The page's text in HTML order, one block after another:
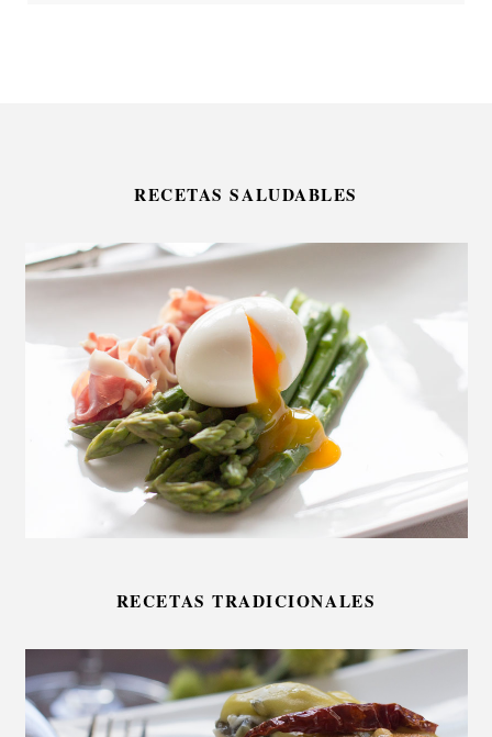
RECETAS SALUDABLES
RECETAS TRADICIONALES